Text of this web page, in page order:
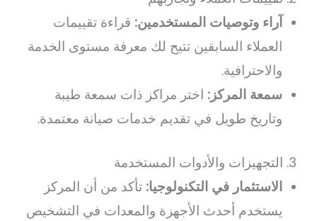
آراء وتوصيات المستخدمين: قراءة تقييمات
العملاء السابقين تتيح لك معرفة مستوى الخدمة
والاحترافية.
سمعة المركز: اختر مراكز ذات سمعة طيبة
وتاريخ طويل في تقديم خدمات صيانة معتمدة.
3. التجهيزات والأدوات المستخدمة
الاستثمار في التكنولوجيا: تأكد من أن المركز
يستخدم أحدث الأجهزة والمعدات في التشخيص